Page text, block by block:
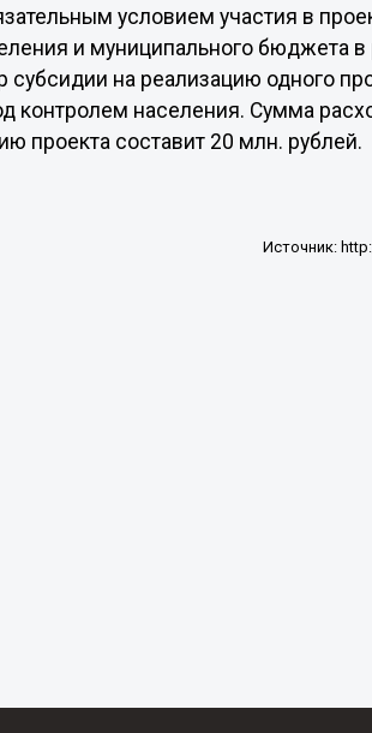
условием участия в
и муниципального бюджета в
на реализацию одного
контролем населения. Сумма
проекта составит 20 млн. рублей.
Источник: